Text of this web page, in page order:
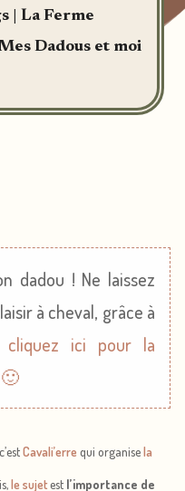
| La Ferme
Dadous et moi
dadou ! Ne laissez
à cheval, grâce à
cliquez ici pour la
Cavali’erre qui organisela
le sujetest l’importance de